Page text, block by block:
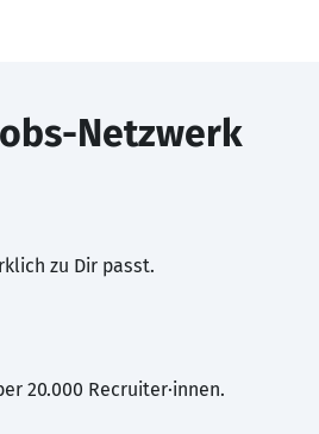
Netzwerk
zu Dir passt.
20.000 Recruiter·innen.